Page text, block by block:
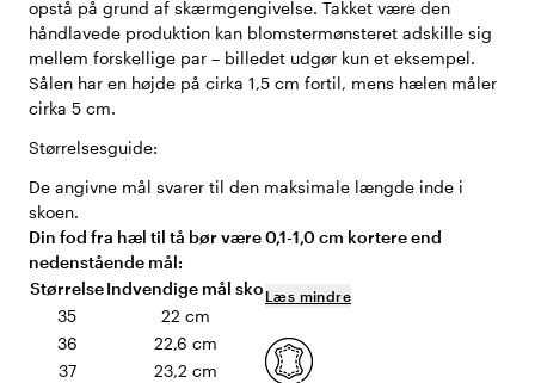
opstå på grund af skærmgengivelse. Takket være den
håndlavede produktion kan blomstermønsteret adskille sig
mellem forskellige par – billedet udgør kun et eksempel.
Sålen har en højde på cirka 1,5 cm fortil, mens hælen måler
cirka 5 cm.
Størrelsesguide:
De angivne mål svarer til den maksimale længde inde i
skoen.
Din fod fra hæl til tå bør være 0,1-1,0 cm kortere end
nedenstående mål:
StørrelseIndvendige mål sko
35
22 cm
36
22,6 cm
37
23,2 cm
Læs mindre